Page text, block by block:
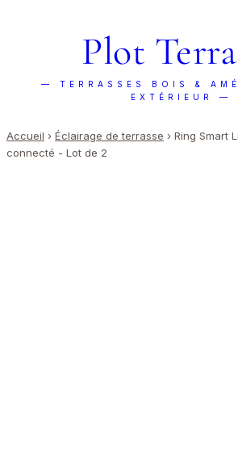
Plot
— TERRASSES BOIS &
EXTÉRIEUR —
Accueil › Éclairage de terrasse › Ring Smart
connecté - Lot de 2